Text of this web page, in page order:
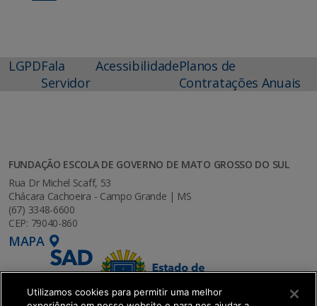
LGPDFala
Servidor
AcessibilidadePlanos de
Contratações Anuais
FUNDAÇÃO ESCOLA DE GOVERNO DE MATO GROSSO DO SUL
Rua Dr Michel Scaff, 53
Chácara Cachoeira - Campo Grande | MS
(67) 3348-6600
CEP: 79040-860
MAPA
Utilizamos cookies para permitir uma melhor